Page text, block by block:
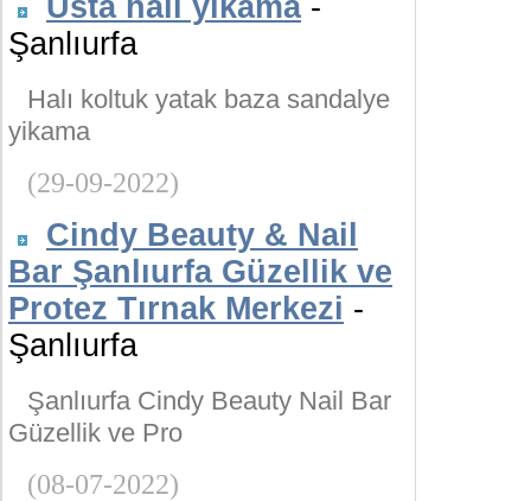
Usta halı yıkama-
Şanlıurfa
Halı koltuk yatak baza sandalye
yikama
(29-09-2022)
Cindy Beauty & Nail
Bar Şanlıurfa Güzellik ve
Protez Tırnak Merkezi -
Şanlıurfa
Şanlıurfa Cindy Beauty Nail Bar
Güzellik ve Pro
(08-07-2022)